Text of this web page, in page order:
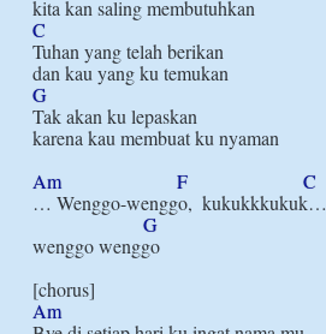
C
Tuhan yang telah berikan
G
Tak akan ku lepaskan
karena kau membuat ku nyaman
Am
F
C
… Wenggo-wenggo,  kukukkkukuk…
G
wenggo wenggo
Am